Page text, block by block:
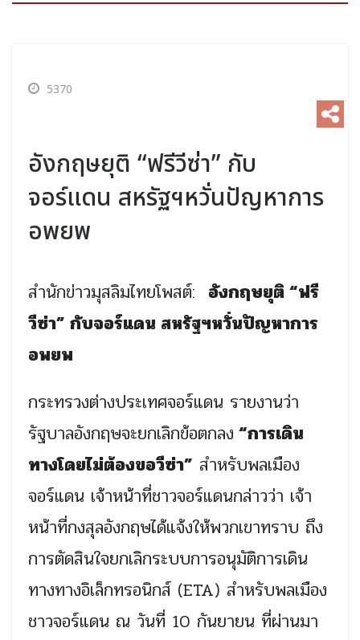
5370
อังกฤษยุติ “ฟรีวีซ่า” กับ
จอร์แดน สหรัฐฯหวั่นปัญหาการ
อพยพ
สำนักข่าวมุสลิมไทยโพสต์: อังกฤษยุติ “ฟรี
วีซ่า” กับจอร์แดน สหรัฐฯหวั่นปัญหาการ
อพยพ
กระทรวงต่างประเทศจอร์แดน รายงานว่า
รัฐบาลอังกฤษจะยกเลิกข้อตกลง “การเดิน
ทางโดยไม่ต้องขอวีซ่า” สำหรับพลเมือง
จอร์แดน เจ้าหน้าที่ชาวจอร์แดนกล่าวว่า เจ้า
หน้าที่กงสุลอังกฤษได้แจ้งให้พวกเขาทราบ ถึง
การตัดสินใจยกเลิกระบบการอนุมัติการเดิน
ทางทางอิเล็กทรอนิกส์ (ETA) สำหรับพลเมือง
ชาวจอร์แดน ณ วันที่ 10 กันยายน ที่ผ่านมา